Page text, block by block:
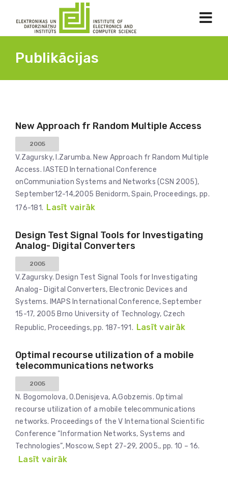
Publikācijas
New Approach fr Random Multiple Access
2005
V.Zagursky, I.Zarumba. New Approach fr Random Multiple
Access. IASTED International Conference
onCommuniation Systems and Networks (CSN 2005),
September12-14,2005 Benidorm, Spain, Proceedings, pp.
176-181. Lasīt vairāk
Design Test Signal Tools for Investigating
Analog- Digital Converters
2005
V.Zagursky. Design Test Signal Tools for Investigating
Analog- Digital Converters, Electronic Devices and
Systems. IMAPS International Conference, September
15-17, 2005 Brno University of Technology, Czech
Republic, Proceedings, pp. 187-191. Lasīt vairāk
Optimal recourse utilization of a mobile
telecommunications networks
2005
N. Bogomolova, O.Denisjeva, A.Gobzemis. Optimal
recourse utilization of a mobile telecommunications
networks. Proceedings of the V International Scientific
Conference “Information Networks, Systems and
Technologies”, Moscow, Sept 27-29, 2005., pp. 10 – 16.
Lasīt vairāk